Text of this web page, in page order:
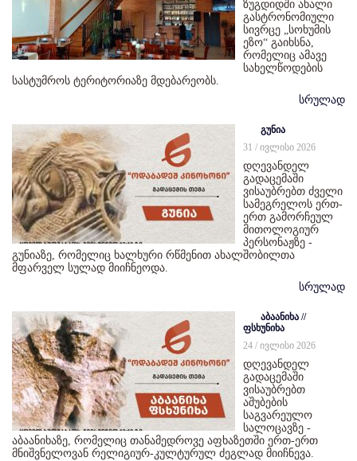
ზუგდიდში ახალი
გასტრონომიული
სივრცე „სოხუმის
ეზო“ გაიხსნა,
რომელიც ამავე
სახელწოდების
სასტუმროს ტერიტორიაზე მდებარეობს.
სრულად
გუნია
31 / ივლისი 2026
დღევანდელ
გადაცემაში
ვისაუბრებთ ძველი
სამეგრელოს ერთ-
ერთ გამორჩეულ
მითოლოგიურ
პერსონაჟზე -
გუნიაზე, რომელიც ხალხური რწმენით ახალშობილთა
მფარველ სულად მიიჩნეოდა.
სრულად
აბაანიხა //
ფსხუნიხა
24 / ივლისი 2026
დღევანდელ
გადაცემაში
ვისაუბრებთ
აშუბების
საგვარეულო
სალოცავზე -
აბაანიხაზე, რომელიც თანამედროვე აფხაზეთში ერთ-ერთ
მნიშვნელოვან რელიგიურ-კულტურულ ძეგლად მიიჩნევა.